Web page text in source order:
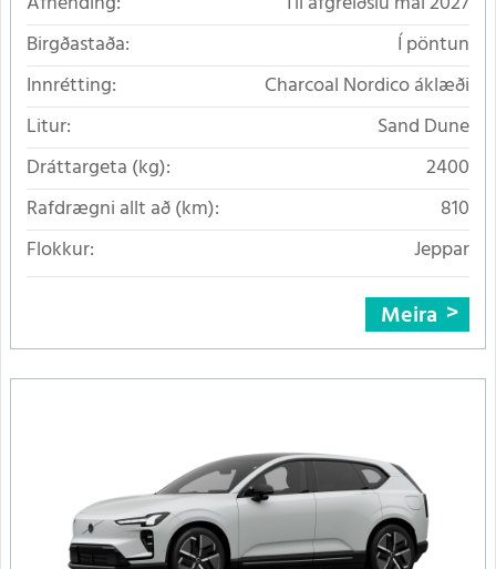
Birgðastaða:
Í pöntun
Innrétting:
Charcoal Nordico áklæði
Litur:
Sand Dune
Dráttargeta (kg):
2400
Rafdrægni allt að (km):
810
Flokkur:
Jeppar
Meira